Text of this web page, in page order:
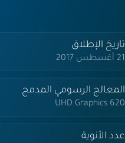
تاريخ الإطلاق
21 أغسطس 2017
المعالج الرسومي المدمج
UHD Graphics 620
عدد الأنوية